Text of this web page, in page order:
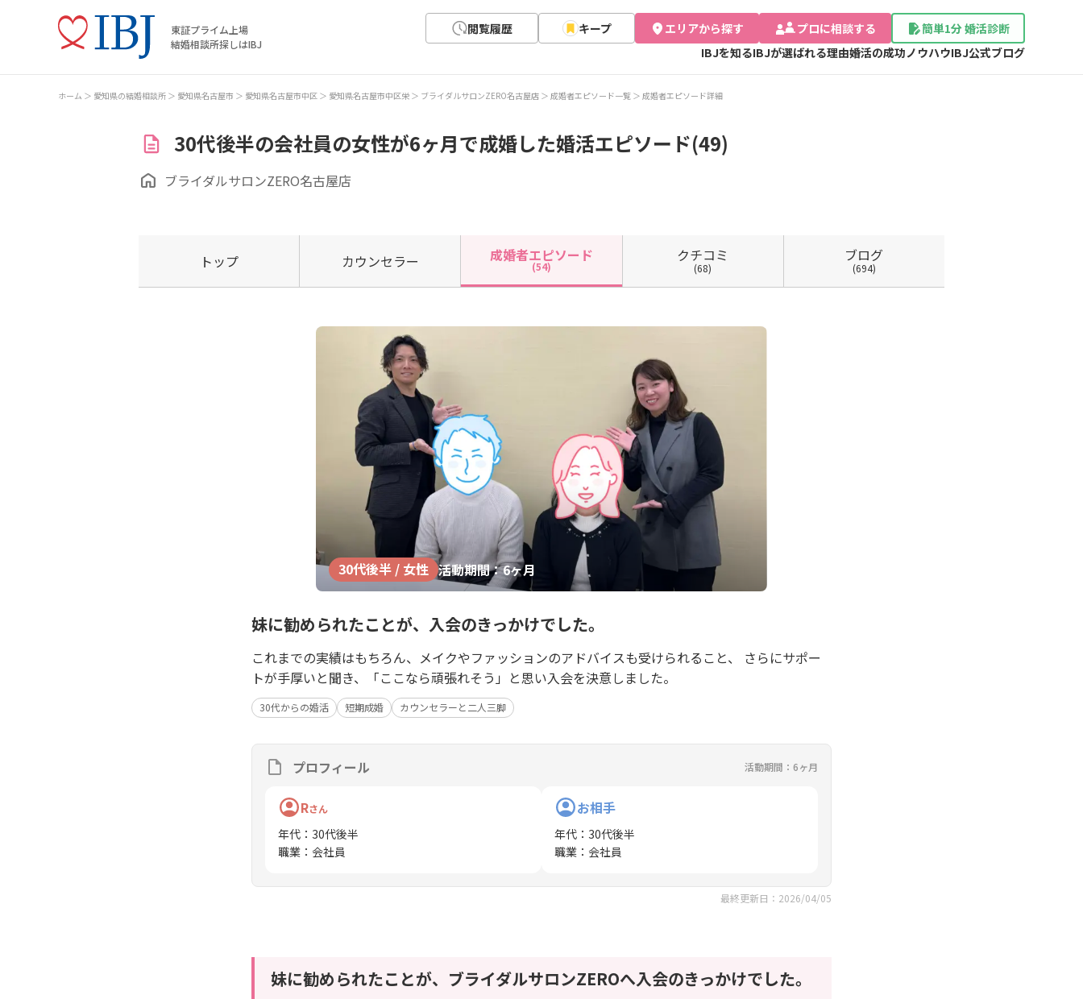
東証プライム上場
結婚相談所探しはIBJ
閲覧履歴 キープ エリアから探す プロに相談する
簡単1分 婚活診断
IBJを知るIBJが選ばれる理由婚活の成功ノウハウIBJ公式ブログ
ホーム 愛知県の結婚相談所 愛知県名古屋市 愛知県名古屋市中区 愛知県名古屋市中区栄 ブライダルサロンZERO名古屋店 成婚者エピソード一覧 成婚者エピソード詳細
30代後半の会社員の女性が6ヶ月で成婚した婚活エピソード(49)
ブライダルサロンZERO名古屋店
トップ カウンセラー 成婚者エピソード
(54)
クチコミ
(68)
ブログ
(694)
30代後半 / 女性 活動期間：6ヶ月
妹に勧められたことが、入会のきっかけでした。
これまでの実績はもちろん、メイクやファッションのアドバイスも受けられること、 さらにサポー
トが手厚いと聞き、「ここなら頑張れそう」と思い入会を決意しました。
30代からの婚活 短期成婚 カウンセラーと二人三脚
プロフィール 活動期間：6ヶ月
Rさん
年代 ： 30代後半
職業 ： 会社員
お相手
年代 ： 30代後半
職業 ： 会社員
最終更新日：2026/04/05
妹に勧められたことが、ブライダルサロンZEROへ入会のきっかけでした。